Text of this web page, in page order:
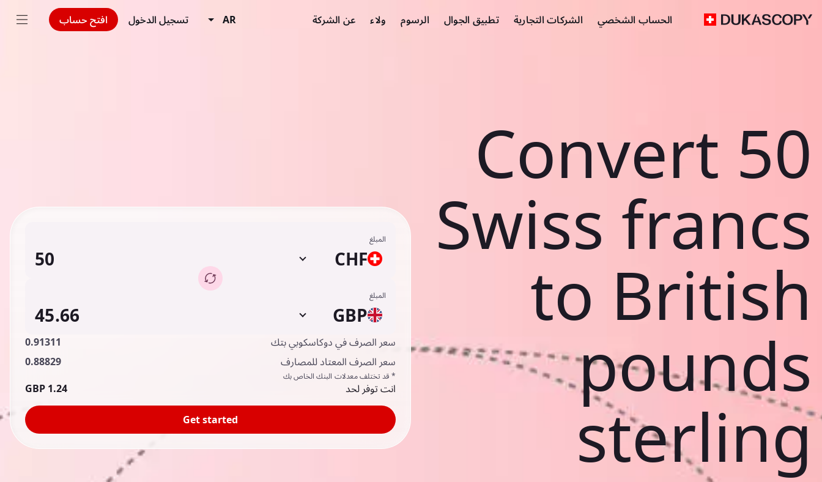
الحساب الشخصي الشركات التجارية تطبيق الجوال الرسوم ولاء عن الشركة AR تسجيل الدخول افتح حساب
Convert 50
Swiss francs
to British
pounds
sterling
المبلغ
CHF
المبلغ
GBP
سعر الصرف في دوكاسكوبي بتك
0.91311
سعر الصرف المعتاد للمصارف
0.88829
* قد تختلف معدلات البنك الخاص بك
انت توفر لحد 1.24 GBP
Get started